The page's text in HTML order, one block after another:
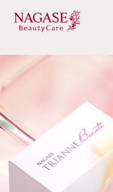
商品一覧
ご購入ガイド